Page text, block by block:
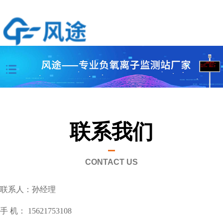
联系我们
CONTACT US
联系人：孙经理
手 机： 15621753108